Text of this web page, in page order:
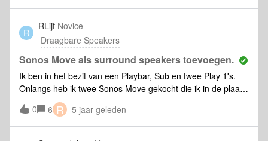
R
RLijf Novice
Draagbare Speakers
Sonos Move als surround speakers toevoegen.
Ik ben in het bezit van een Playbar, Sub en twee Play 1's.
Onlangs heb ik twee Sonos Move gekocht die ik in de plaats
van de Play 1's als surround speakers wilde inzetten. Helaas
had ik, nadat ik de Play 1's uit de configuratie had gegooid,
niet de optie om de move als surround speaker te kiezen.
Heb ik iets verkeerds gedaan of kunnen deze Moves
0 6 R 5 jaar geleden